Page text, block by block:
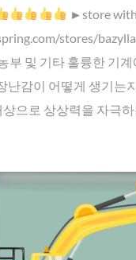
►store
stores/
부 및 기타 훌륭한 기
난감이 어떻게 생기는
으로 상상력을 자극